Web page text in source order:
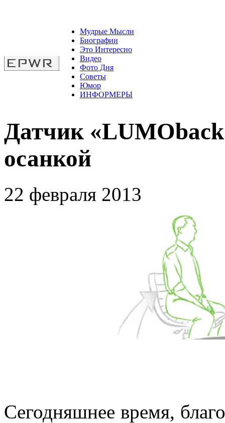
Мудрые Мысли
Биографии
Это Интересно
Видео
Фото Дня
Советы
Юмор
ИНФОРМЕРЫ
Датчик
осанкой
22 февраля 2013
Сегодняшнее время,